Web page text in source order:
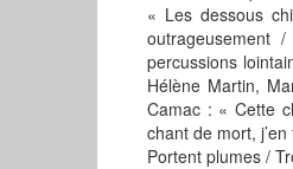
« Les dessous
outrageusement
percussions
Hélène Martin,
Camac : « Cette
chant de mort,
Portent plumes /